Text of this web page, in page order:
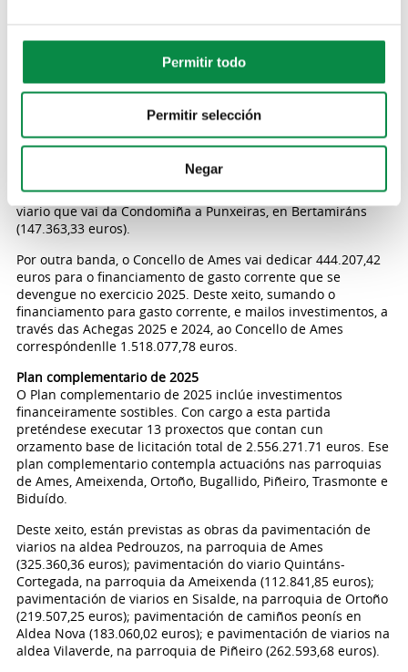
Permitir todo
Permitir selección
Negar
Ademais, o Concello de Ames sufragará cinco actuacións a
Achega provincial de 2024, que está dotada de
747.709,95 euros: pavimentación do viario de Capeáns a
Pousada, na parroquia de Covas (94.037,57 euros);
pavimentación de viarios na aldea de Barreiro, en Bugallido
(174.758,04 euros); pavimentación de viarios en Lapido, na
parroquia de Ortoño (140.271,95 euros); canalización de
pluviais en Biduído de Abaixo (191.279,06 euros);
pavimentación das rúas Telleira e Rueiro, e do treito inicial
do camiño do Rueiro dende a avenida da Peregrina, e do
viario que vai da Condomiña a Punxeiras, en Bertamiráns
(147.363,33 euros).
Por outra banda, o Concello de Ames vai dedicar 444.207,42
euros para o financiamento de gasto corrente que se
devengue no exercicio 2025. Deste xeito, sumando o
financiamento para gasto corrente, e mailos investimentos, a
través das Achegas 2025 e 2024, ao Concello de Ames
correspóndenlle 1.518.077,78 euros.
Plan complementario de 2025
O Plan complementario de 2025 inclúe investimentos
financeiramente sostibles. Con cargo a esta partida
preténdese executar 13 proxectos que contan cun
orzamento base de licitación total de 2.556.271.71 euros. Ese
plan complementario contempla actuacións nas parroquias
de Ames, Ameixenda, Ortoño, Bugallido, Piñeiro, Trasmonte e
Biduído.
Deste xeito, están previstas as obras da pavimentación de
viarios na aldea Pedrouzos, na parroquia de Ames
(325.360,36 euros); pavimentación do viario Quintáns-
Cortegada, na parroquia da Ameixenda (112.841,85 euros);
pavimentación de viarios en Sisalde, na parroquia de Ortoño
(219.507,25 euros); pavimentación de camiños peonís en
Aldea Nova (183.060,02 euros); e pavimentación de viarios na
aldea Vilaverde, na parroquia de Piñeiro (262.593,68 euros).